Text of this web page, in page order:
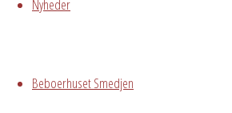
Nyheder
Beboerhuset Smedjen